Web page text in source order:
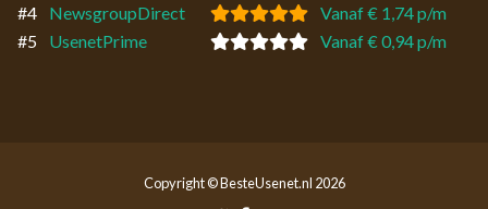
#4
NewsgroupDirect
Vanaf € 1,74 p/m
#5
UsenetPrime Vanaf € 0,94 p/m
Copyright © BesteUsenet.nl 2026